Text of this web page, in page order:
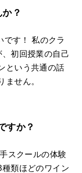
？
です！ 私のクラ
初回授業の自己
という共通の話
ません。
すか？
スクールの体験
類ほどのワイン